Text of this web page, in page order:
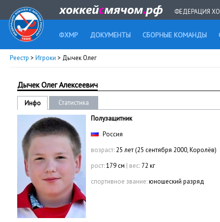
ФЕДЕРАЦИЯ
ФХМР ДОКУМЕНТЫ СБОРНЫЕ КОМАНДЫ
Реестр > Игроки > Дычек Олег
Дычек Олег Алексеевич
Инфо
Статистика
Полузащитник
Россия
возраст: 25 лет (25 сентября 2000, Королёв)
рост:179 см | вес: 72 кг
спортивное звание:юношеский разряд